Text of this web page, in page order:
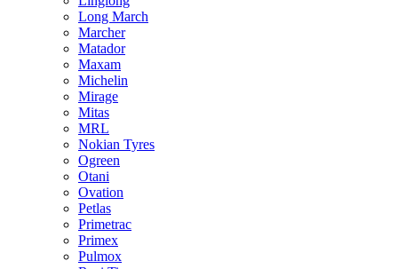
Long March
Marcher
Matador
Maxam
Michelin
Mirage
Mitas
MRL
Nokian Tyres
Ogreen
Otani
Ovation
Petlas
Primetrac
Primex
Pulmox